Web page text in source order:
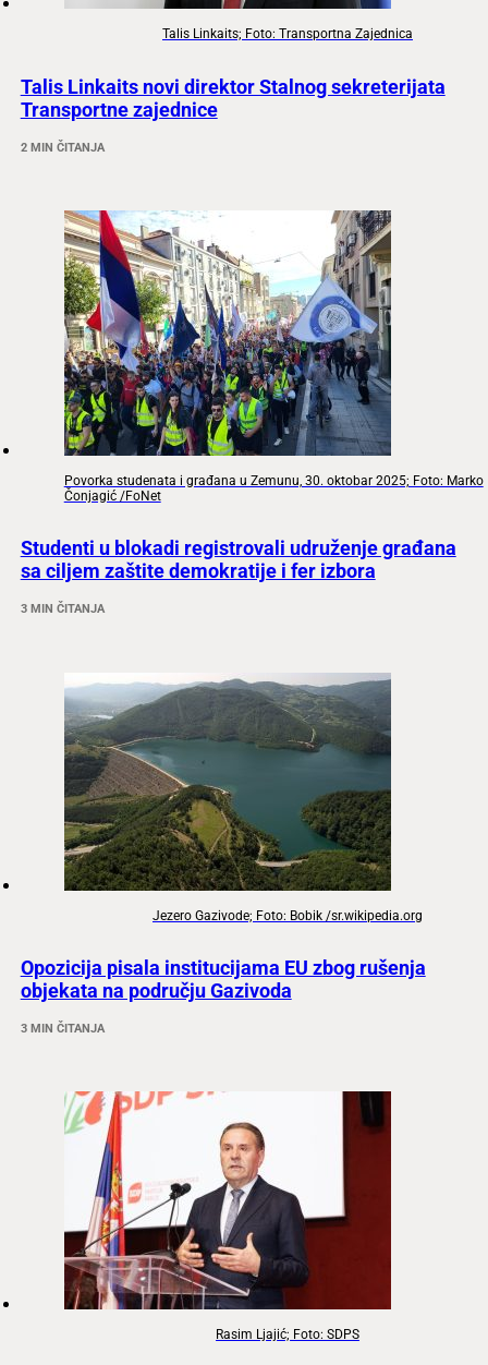
Talis Linkaits; Foto: Transportna Zajednica
Talis Linkaits novi direktor Stalnog sekreterijata
Transportne zajednice
2 MIN ČITANJA
Povorka studenata i građana u Zemunu, 30. oktobar 2025; Foto: Marko
Čonjagić /FoNet
Studenti u blokadi registrovali udruženje građana
sa ciljem zaštite demokratije i fer izbora
3 MIN ČITANJA
Jezero Gazivode; Foto: Bobik /sr.wikipedia.org
Opozicija pisala institucijama EU zbog rušenja
objekata na području Gazivoda
3 MIN ČITANJA
Rasim Ljajić; Foto: SDPS